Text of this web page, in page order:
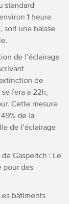
standard
1 heure
soit une baisse
de l’éclairage
de
fera à 22h,
Cette mesure
49% de la
de l’éclairage
Gasperich : Le
pour des
bâtiments